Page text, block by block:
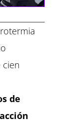
cien
de